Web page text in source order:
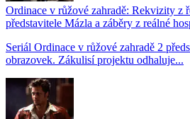
Ordinace v růžové zahradě: Rekvizity z
představitele Mázla a záběry z reálné
Seriál Ordinace v růžové zahradě 2
obrazovek. Zákulisí projektu odhaluje...